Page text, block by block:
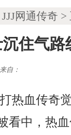
JJJ网通传奇 >
住气路
来自：
热血传奇
看中，热